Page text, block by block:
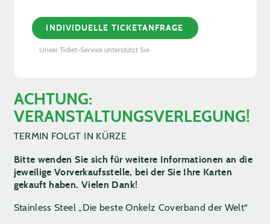
ACHTUNG:
VERANSTALTUNGSVERLEGUNG!
TERMIN FOLGT IN KÜRZE
Bitte wenden Sie sich für weitere Informationen an die
jeweilige Vorverkaufsstelle, bei der Sie Ihre Karten
gekauft haben. Vielen Dank!
Stainless Steel „Die beste Onkelz Coverband der Welt“
INDIVIDUELLE TICKETANFRAGE
Unser Ticket-Service unterstützt Sie.